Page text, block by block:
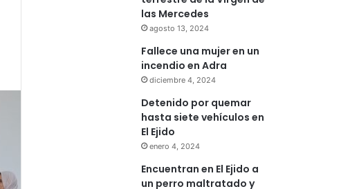
las Mercedes
agosto 13, 2024
Fallece una mujer en un
incendio en Adra
diciembre 4, 2024
Detenido por quemar
hasta siete vehículos en
El Ejido
enero 4, 2024
Encuentran en El Ejido a
un perro maltratado y